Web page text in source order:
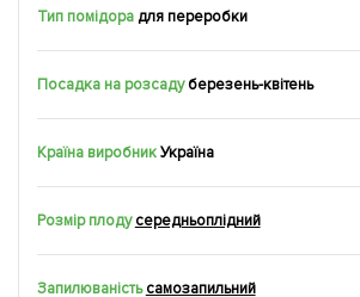
Тип помідорадля переробки
Посадка на розсаду березень-квітень
Країна виробник Україна
Розмір плоду середньоплідний
Запилюваність самозапильний